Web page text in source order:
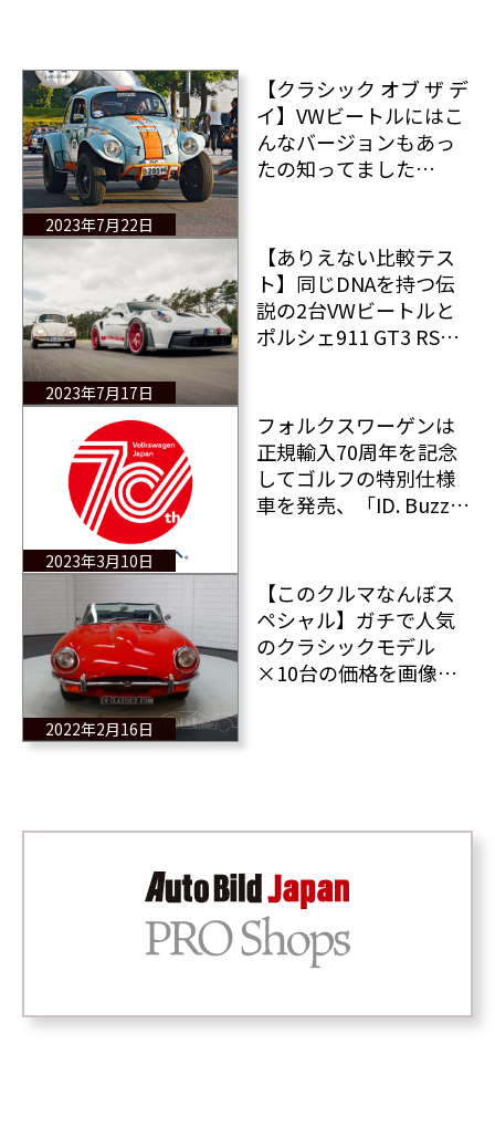
2023年7月22日
【クラシック オブ ザ デ
イ】VWビートルにはこ
んなバージョンもあっ
たの知ってました
2023年7月17日
【ありえない比較テス
ト】同じDNAを持つ伝
説の2台VWビートルと
ポルシェ911 GT3 RSを
は？
2023年3月10日
フォルクスワーゲンは
正規輸入70周年を記念
してゴルフの特別仕様
車を発売、「ID. Buzz」
2022年2月16日
【このクルマなんぼス
ペシャル】ガチで人気
のクラシックモデル
×10台の価格を画像と